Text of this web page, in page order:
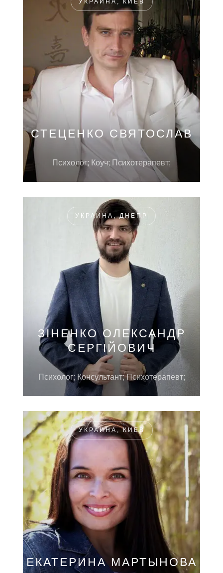
УКРАИНА, КИЕВ
СТЕЦЕНКО СВЯТОСЛАВ
Психолог; Коуч; Психотерапевт;
УКРАИНА, ДНЕПР
ЗІНЕНКО ОЛЕКСАНДР
СЕРГІЙОВИЧ
Психолог; Консультант; Психотерапевт;
УКРАИНА, КИЕВ
ЕКАТЕРИНА МАРТЫНОВА